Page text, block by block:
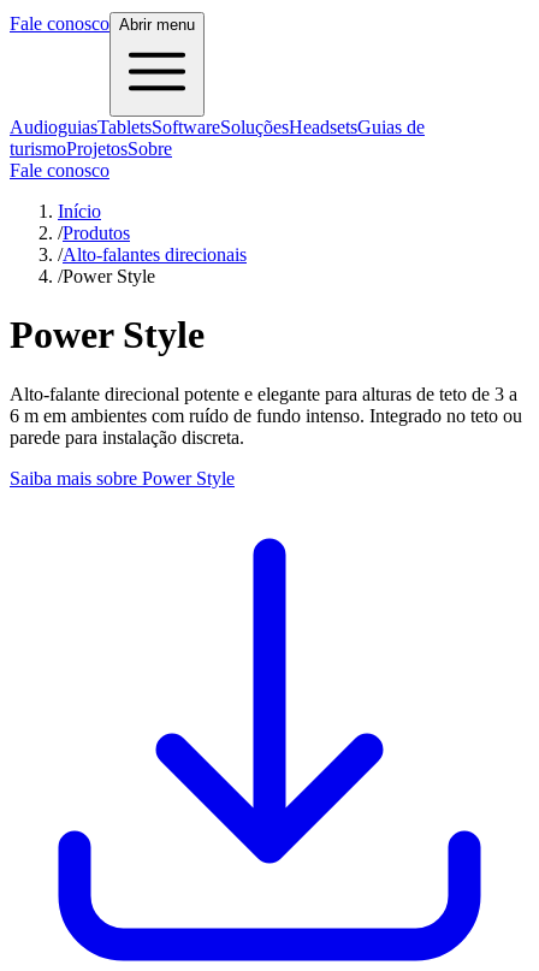
Fale conosco Abrir menu
AudioguiasTabletsSoftwareSoluçõesHeadsetsGuias de
turismoProjetosSobre
Fale conosco
Início
/Produtos
/Alto-falantes direcionais
/Power Style
Power Style
Alto-falante direcional potente e elegante para alturas de teto de 3 a
6 m em ambientes com ruído de fundo intenso. Integrado no teto ou
parede para instalação discreta.
Saiba mais sobre Power Style